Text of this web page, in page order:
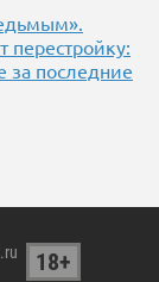
последние
18+